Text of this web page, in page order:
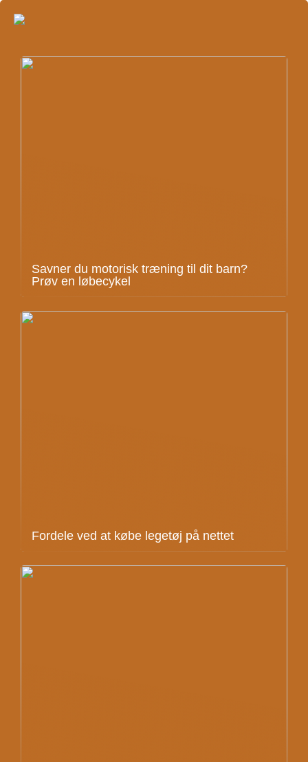
Savner du motorisk træning til dit barn?
Prøv en løbecykel
Fordele ved at købe legetøj på nettet